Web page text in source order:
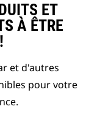
ET
À ÊTRE
et d'autres
pour votre